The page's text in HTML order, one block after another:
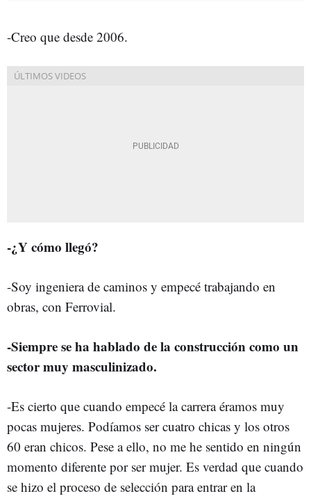
-Creo que desde 2006.
-¿Y cómo llegó?
-Soy ingeniera de caminos y empecé trabajando en
obras, con Ferrovial.
-Siempre se ha hablado de la construcción como un
sector muy masculinizado.
-Es cierto que cuando empecé la carrera éramos muy
pocas mujeres. Podíamos ser cuatro chicas y los otros
60 eran chicos. Pese a ello, no me he sentido en ningún
momento diferente por ser mujer. Es verdad que cuando
se hizo el proceso de selección para entrar en la